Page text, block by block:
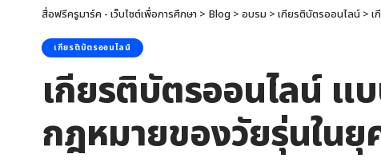
สื่อฟรีครูมาร์ค - เว็บไซต์เพื่อการศึกษา > Blog > อบรม > เกียรติบัตรออนไลน์ > เ
เกียรติบัตรออนไลน์
เกียรติบัตรออนไลน์ แ
กฎหมายของวัยรุ่นใน